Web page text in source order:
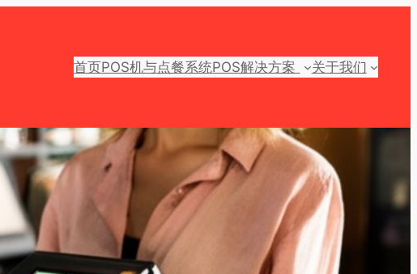
首页POS机与点餐系统POS解决方案 关于我们